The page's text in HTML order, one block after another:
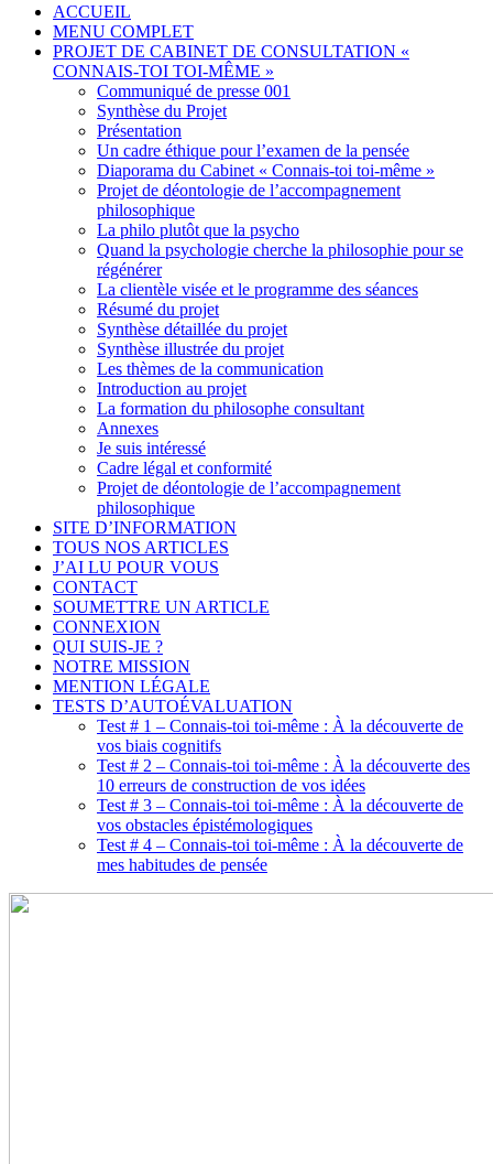
ACCUEIL
MENU COMPLET
PROJET DE CABINET DE CONSULTATION «
CONNAIS-TOI TOI-MÊME »
Communiqué de presse 001
Synthèse du Projet
Présentation
Un cadre éthique pour l’examen de la pensée
Diaporama du Cabinet « Connais-toi toi-même »
Projet de déontologie de l’accompagnement
philosophique
La philo plutôt que la psycho
Quand la psychologie cherche la philosophie pour se
régénérer
La clientèle visée et le programme des séances
Résumé du projet
Synthèse détaillée du projet
Synthèse illustrée du projet
Les thèmes de la communication
Introduction au projet
La formation du philosophe consultant
Annexes
Je suis intéressé
Cadre légal et conformité
Projet de déontologie de l’accompagnement
philosophique
SITE D’INFORMATION
TOUS NOS ARTICLES
J’AI LU POUR VOUS
CONTACT
SOUMETTRE UN ARTICLE
CONNEXION
QUI SUIS-JE ?
NOTRE MISSION
MENTION LÉGALE
TESTS D’AUTOÉVALUATION
Test # 1 – Connais-toi toi-même : À la découverte de
vos biais cognitifs
Test # 2 – Connais-toi toi-même : À la découverte des
10 erreurs de construction de vos idées
Test # 3 – Connais-toi toi-même : À la découverte de
vos obstacles épistémologiques
Test # 4 – Connais-toi toi-même : À la découverte de
mes habitudes de pensée